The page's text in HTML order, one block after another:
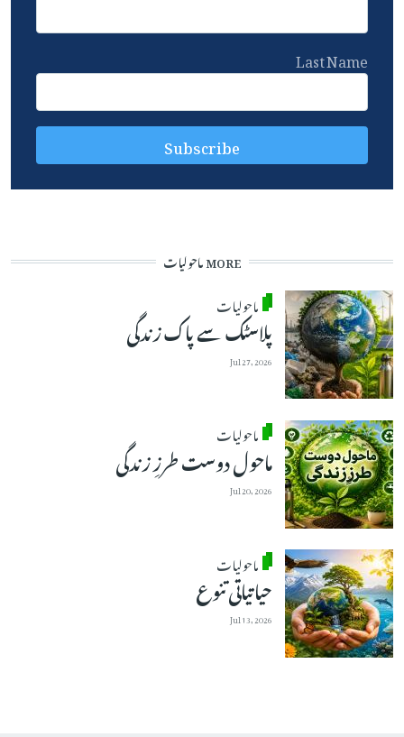
Last Name
MORE ماحولیات
ماحولیات
پلاسٹک سے پاک زندگی
Jul 27, 2026
ماحولیات
ماحول دوست طرزِ زندگی
Jul 20, 2026
ماحولیات
حیاتیاتی تنوع
Jul 13, 2026